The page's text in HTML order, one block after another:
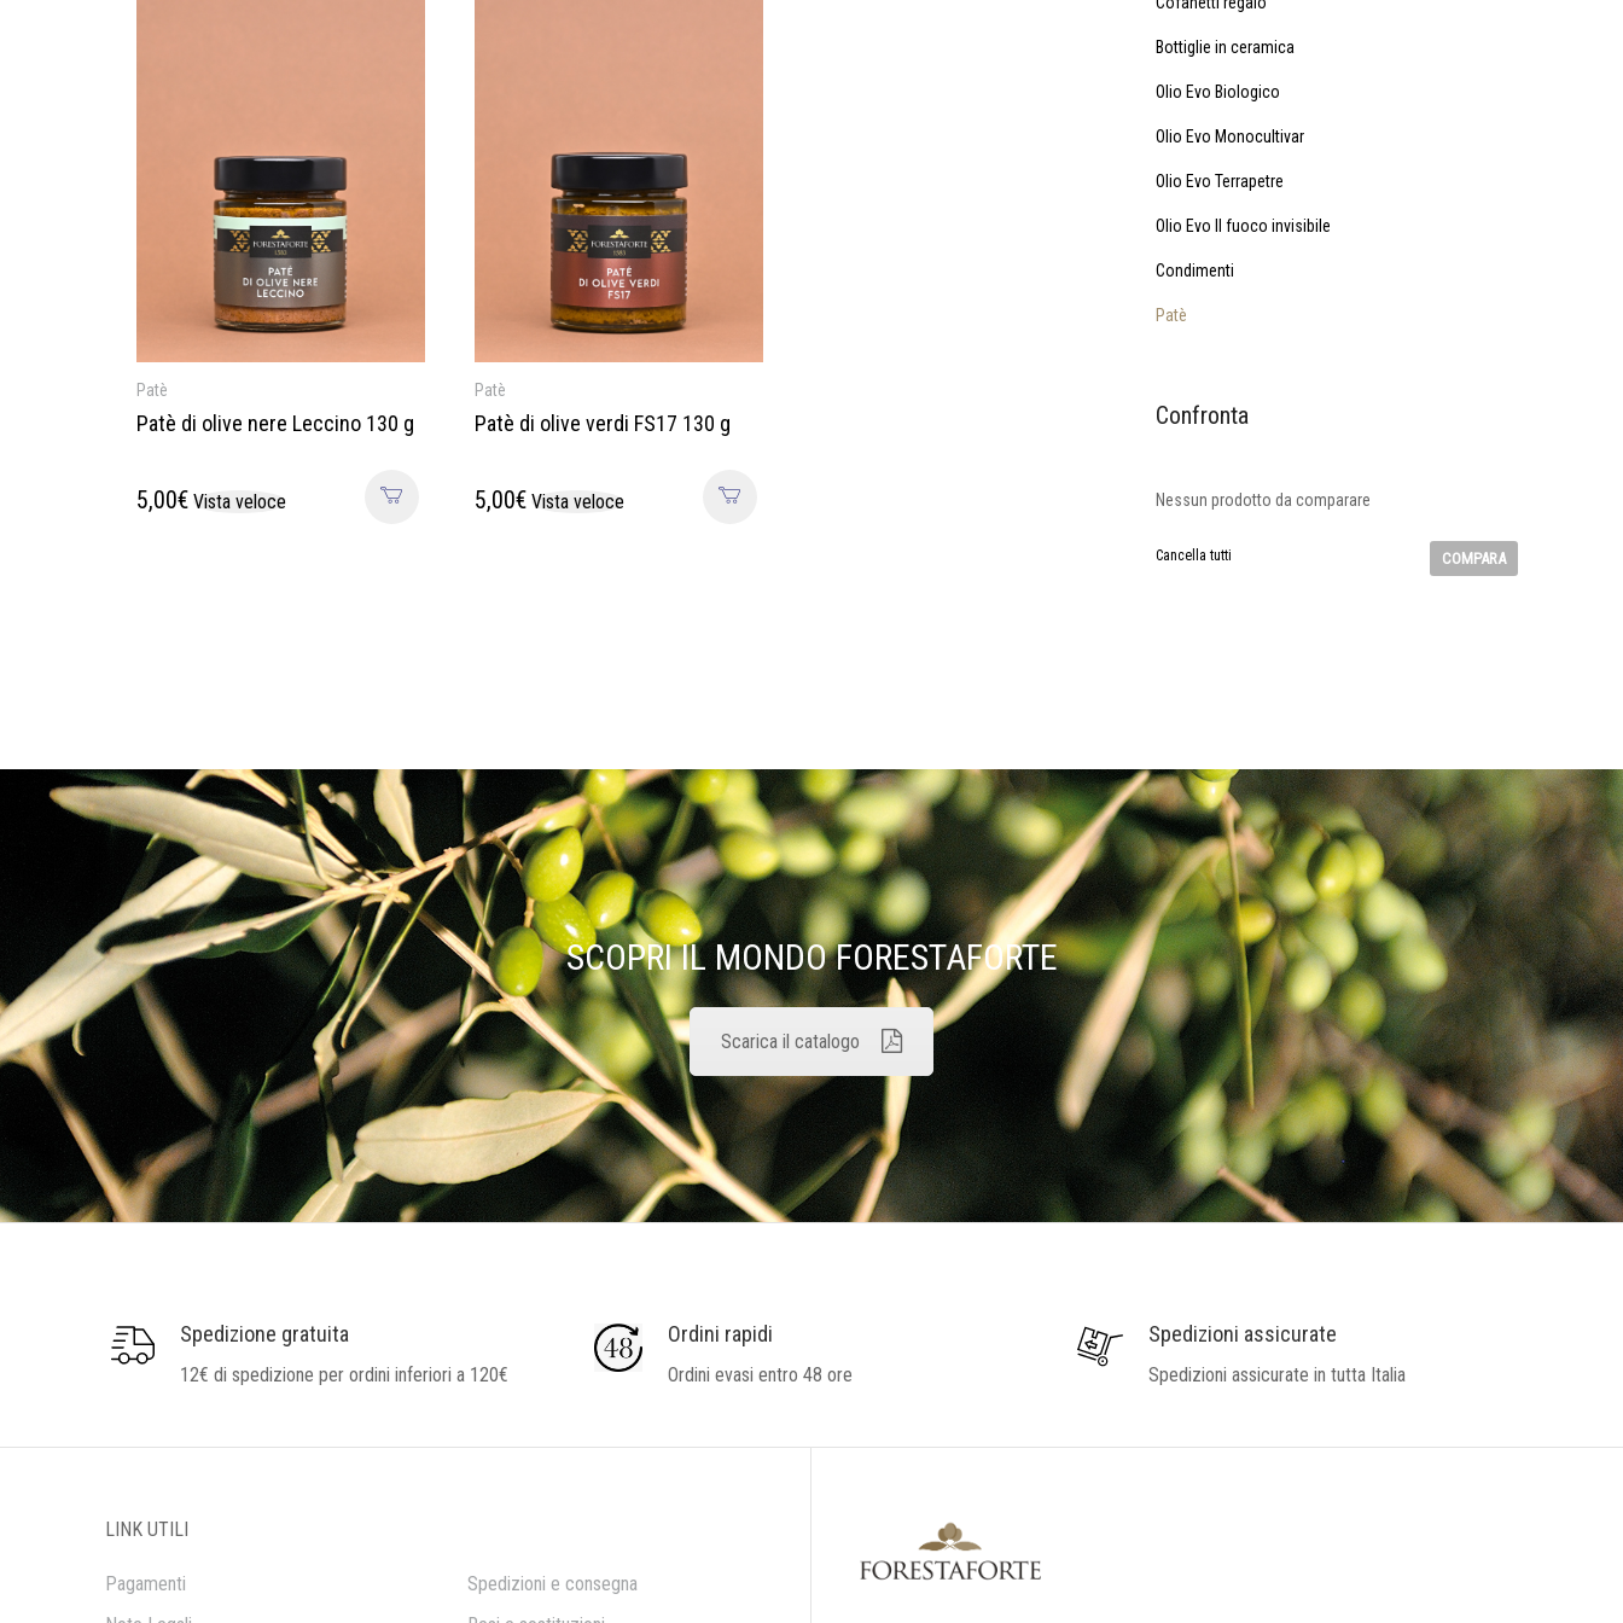
Patè
Patè di olive nere Leccino 130 g
5,00€ Vista veloce
Patè
Patè di olive verdi FS17 130 g
5,00€ Vista veloce
Bottiglie in ceramica
Olio Evo Biologico
Olio Evo Monocultivar
Olio Evo Terrapetre
Olio Evo Il fuoco invisibile
Condimenti
Patè
Confronta
Nessun prodotto da comparare
Cancella tutti COMPARA
SCOPRI IL MONDO FORESTAFORTE
Scarica il catalogo
Spedizione gratuita
12€ di spedizione per ordini inferiori a 120€
Ordini rapidi
Ordini evasi entro 48 ore
Spedizioni assicurate
Spedizioni assicurate in tutta Italia
LINK UTILI
Pagamenti
Spedizioni e consegna